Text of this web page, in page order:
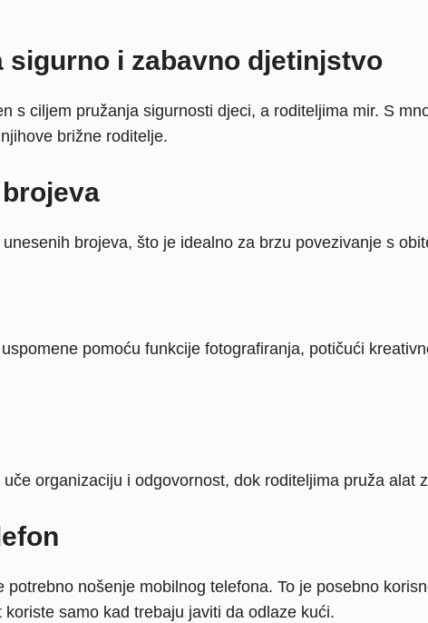
sigurno i zabavno djetinjstvo
s ciljem pružanja sigurnosti djeci, a roditeljima mir. S
brižne roditelje.
brojeva, što je idealno za brzu povezivanje s
pomoću funkcije fotografiranja, potičući
organizaciju i odgovornost, dok roditeljima pruža alat
nošenje mobilnog telefona. To je posebno
samo kad trebaju javiti da odlaze kući.